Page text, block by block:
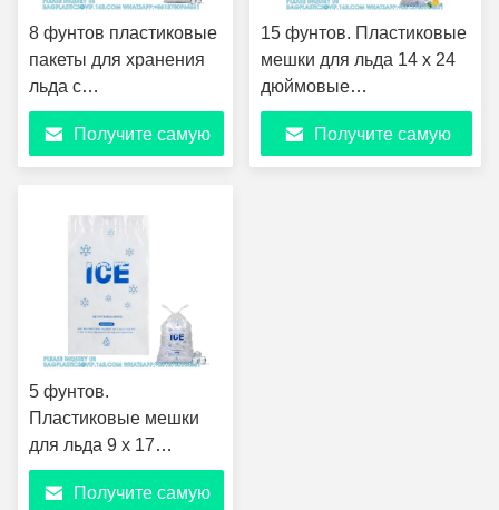
8 фунтов пластиковые
пакеты для хранения
льда с
хлопчатобумажным
шнуром 11 x 19
дюймов тяжеловесные
для хранения льда с
шнуром
Получите самую
15 фунтов. Пластиковые
мешки для льда 14 x 24
дюймовые
тяжеловесные
пластиковые мешки для
льда с пластиковой
Получите самую
5 фунтов.
Пластиковые мешки
для льда 9 x 17
дюймов тяжелые
пластиковые мешки
Получите самую